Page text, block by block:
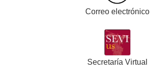
Correo electrónico
Secretaría Virtual